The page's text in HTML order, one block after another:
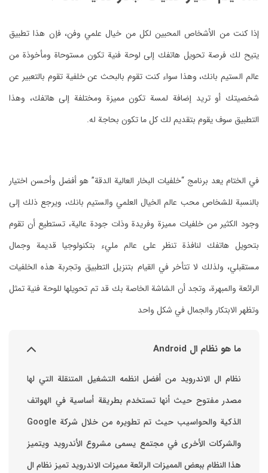
إذا كنت من الأشخاص المحبين لكل من خيال علمي وفن، فإن هذا تطبيق
يتيح لك فرصة تحويل هاتفك إلى لوحة فنية تكون مستوحاة ومأخوذة من
عالم الستيم بانك، وهذا سواء كنت تقوم بالبحث عن خلفية تقوم بالتعبير عن
شخصيتك أو تريد إضافة لمسة تكون مميزة ومختلفة إلى هاتفك، وهذا
التطبيق سوف يقوم بتقديم لك كل ما تكون بحاجة له.
في الختام يعد برنامج “خلفيات البخار العالية الدقة” هو أفضل وأحسن اختيار
بالنسبة للشخاص محب عالم الخيال العلمي والستيم بانك، ويرجع ذلك إلى
وجود الكثير من خلفيات مميزة وفريدة وذات جودة عالية، تستطيع أن تقوم
بتحويل هاتفك لنافذة تنظر على عالم مليء بتكنولوجيا قديمة وجمال
مستقبلي، ولذلك لا تتأخر في القيام بتنزيل التطبيق وتجربة هذه الخلفيات
الرائعة والمبهرة، وتجد أن الشاشة الخاصة بك قد تم تحويلها للوحة فنية تمثل
وتظهر الابتكار والجمال في شكل واحد
ما هو نظام ال Android
نظام ال الاندرويد من أفضل انظمه التشغيل المتنقلة التي لها
مصدر مفتوح حيث أنها تستخدم بطريقة أساسية في الهواتف
والشركات الأخرى في مجتمع يسمى مشروع الأندرويد ويتميز
هذا النظام ببعض المميزات الرائعة ‏مميزات الاندرويد ‏تميز نظام ال